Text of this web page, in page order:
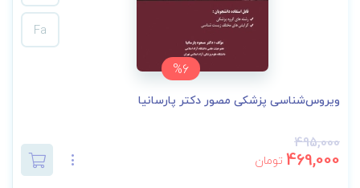
%6
Fa
ویروس‌شناسی پزشکی مصور دکتر پارسانیا
495,000
469,000 تومان